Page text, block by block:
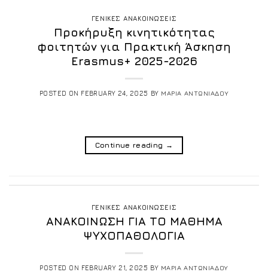
ΓΕΝΙΚΕΣ ΑΝΑΚΟΙΝΩΣΕΙΣ
Προκήρυξη κινητικότητας
φοιτητών για Πρακτική Άσκηση
Erasmus+ 2025-2026
POSTED ON FEBRUARY 24, 2025 BY ΜΑΡΙΑ ΑΝΤΩΝΙΑΔΟΥ
Continue reading →
ΓΕΝΙΚΕΣ ΑΝΑΚΟΙΝΩΣΕΙΣ
ΑΝΑΚΟΙΝΩΣΗ ΓΙΑ ΤΟ ΜΑΘΗΜΑ
ΨΥΧΟΠΑΘΟΛΟΓΙΑ
POSTED ON FEBRUARY 21, 2025 BY ΜΑΡΙΑ ΑΝΤΩΝΙΑΔΟΥ